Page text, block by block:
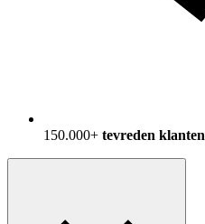
150.000+ tevreden klanten